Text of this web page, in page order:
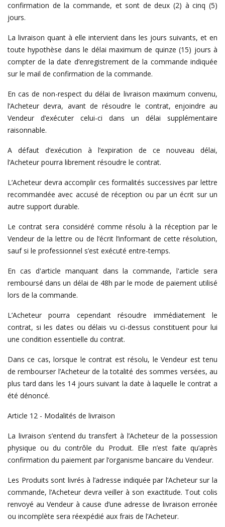
confirmation de la commande, et sont de deux (2) à cinq (5)
jours.
La livraison quant à elle intervient dans les jours suivants, et en
toute hypothèse dans le délai maximum de quinze (15) jours à
compter de la date d’enregistrement de la commande indiquée
sur le mail de confirmation de la commande.
En cas de non-respect du délai de livraison maximum convenu,
l’Acheteur devra, avant de résoudre le contrat, enjoindre au
Vendeur d’exécuter celui-ci dans un délai supplémentaire
raisonnable.
A défaut d’exécution à l’expiration de ce nouveau délai,
l’Acheteur pourra librement résoudre le contrat.
L’Acheteur devra accomplir ces formalités successives par lettre
recommandée avec accusé de réception ou par un écrit sur un
autre support durable.
Le contrat sera considéré comme résolu à la réception par le
Vendeur de la lettre ou de l’écrit l’informant de cette résolution,
sauf si le professionnel s’est exécuté entre-temps.
En cas d'article manquant dans la commande, l'article sera
remboursé dans un délai de 48h par le mode de paiement utilisé
lors de la commande.
L’Acheteur pourra cependant résoudre immédiatement le
contrat, si les dates ou délais vu ci-dessus constituent pour lui
une condition essentielle du contrat.
Dans ce cas, lorsque le contrat est résolu, le Vendeur est tenu
de rembourser l’Acheteur de la totalité des sommes versées, au
plus tard dans les 14 jours suivant la date à laquelle le contrat a
été dénoncé.
Article 12 - Modalités de livraison
La livraison s’entend du transfert à l’Acheteur de la possession
physique ou du contrôle du Produit. Elle n’est faite qu’après
confirmation du paiement par l’organisme bancaire du Vendeur.
Les Produits sont livrés à l’adresse indiquée par l’Acheteur sur la
commande, l’Acheteur devra veiller à son exactitude. Tout colis
renvoyé au Vendeur à cause d’une adresse de livraison erronée
ou incomplète sera réexpédié aux frais de l’Acheteur.